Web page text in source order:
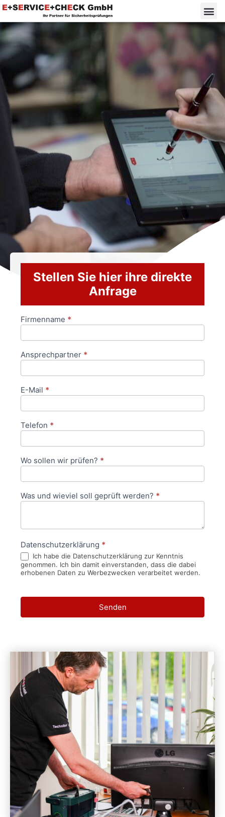
Stellen Sie hier ihre direkte
Anfrage
Anfrageformular
Firmenname *
Ansprechpartner *
E-Mail *
Telefon *
Wo sollen wir prüfen? *
Was und wieviel soll geprüft werden? *
Datenschutzerklärung *
Ich habe die Datenschutzerklärung zur Kenntnis
genommen. Ich bin damit einverstanden, dass die dabei
erhobenen Daten zu Werbezwecken verarbeitet werden.
Senden